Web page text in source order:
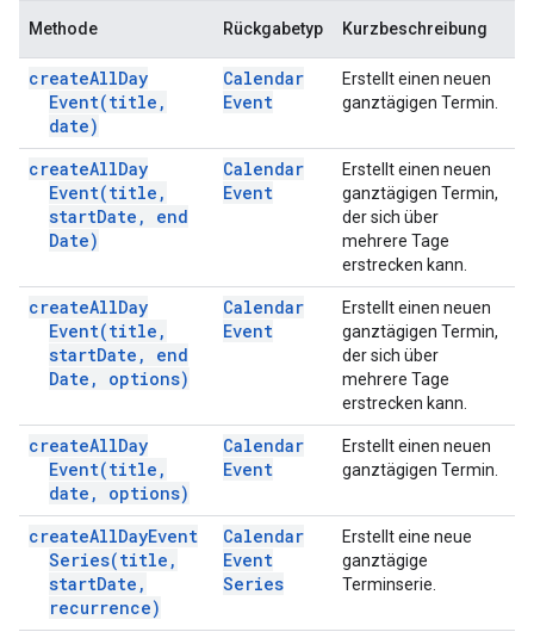
Methode Rückgabetyp Kurzbeschreibung
createAllDay
Event(title ,
date)
Calendar
Event
Erstellt einen neuen
ganztägigen Termin.
createAllDay
Event(title ,
startDate ,
end
Date)
Calendar
Event
Erstellt einen neuen
ganztägigen Termin,
der sich über
mehrere Tage
erstrecken kann.
createAllDay
Event(title ,
startDate ,
end
Date , options)
Calendar
Event
Erstellt einen neuen
ganztägigen Termin,
der sich über
mehrere Tage
erstrecken kann.
createAllDay
Event(title ,
date , options)
Calendar
Event
Erstellt einen neuen
ganztägigen Termin.
createAllDayEvent
Series(title ,
startDate ,
recurrence)
Calendar
Event
Series
Erstellt eine neue
ganztägige
Terminserie.